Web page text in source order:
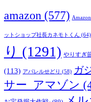
amazon (577)
ットショップ社長カネモトくん (64)
り (1291) やりすぎ
(113) アパレルせどり (58) ガ
サー_アマゾン